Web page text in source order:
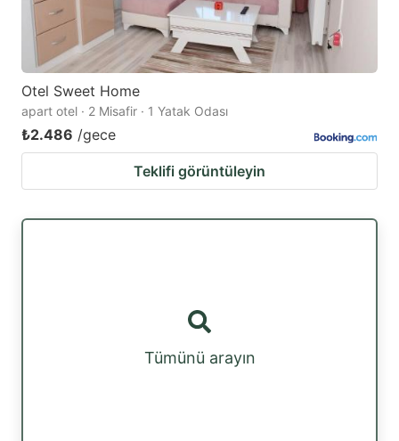
Otel Sweet Home
apart otel · 2 Misafir · 1 Yatak Odası
₺2.486 /gece
Teklifi görüntüleyin
Tümünü arayın